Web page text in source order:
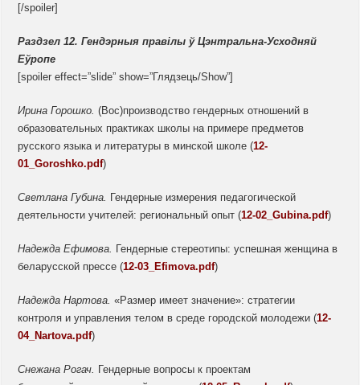
[/spoiler]
Раздзел12.Гендэрныя правілы ў Цэнтральна-Усходняй
Еўропе
[spoiler effect=”slide” show=”Глядзець/Show”]
ИринаГорошко.(Вос)производство гендерных отношений в
образовательных практиках школы на примере предметов
русского языка и литературы в минской школе (12-
01_Goroshko.pdf)
Светлана Губина. Гендерные измерения педагогической
деятельности учителей: региональный опыт (12-02_Gubina.pdf)
Надежда Ефимова. Гендерные стереотипы: успешная женщина в
беларусской прессе (12-03_Efimova.pdf)
Надежда Нартова.«Размер имеет значение»: стратегии
контроля и управления телом в среде городской молодежи (12-
04_Nartova.pdf)
Снежана Рогач. Гендерные вопросы к проектам